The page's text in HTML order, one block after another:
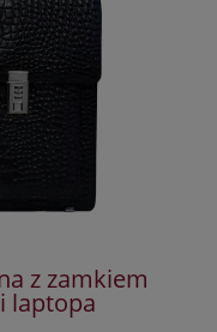
z zamkiem
laptopa